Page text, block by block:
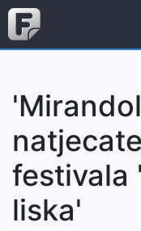
festivala
liska'